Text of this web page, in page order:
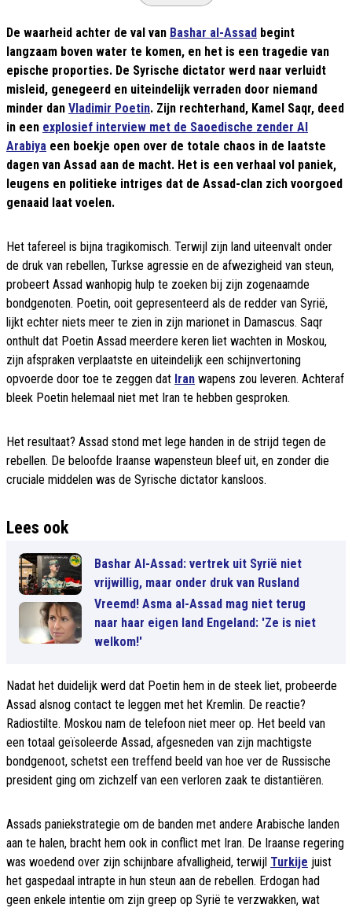
De waarheid achter de val van Bashar al-Assad begint
langzaam boven water te komen, en het is een tragedie van
epische proporties. De Syrische dictator werd naar verluidt
misleid, genegeerd en uiteindelijk verraden door niemand
minder dan Vladimir Poetin. Zijn rechterhand, Kamel Saqr, deed
in een explosief interview met de Saoedische zender Al
Arabiya een boekje open over de totale chaos in de laatste
dagen van Assad aan de macht. Het is een verhaal vol paniek,
leugens en politieke intriges dat de Assad-clan zich voorgoed
genaaid laat voelen.
Het tafereel is bijna tragikomisch. Terwijl zijn land uiteenvalt onder
de druk van rebellen, Turkse agressie en de afwezigheid van steun,
probeert Assad wanhopig hulp te zoeken bij zijn zogenaamde
bondgenoten. Poetin, ooit gepresenteerd als de redder van Syrië,
lijkt echter niets meer te zien in zijn marionet in Damascus. Saqr
onthult dat Poetin Assad meerdere keren liet wachten in Moskou,
zijn afspraken verplaatste en uiteindelijk een schijnvertoning
opvoerde door toe te zeggen dat Iran wapens zou leveren. Achteraf
bleek Poetin helemaal niet met Iran te hebben gesproken.
Het resultaat? Assad stond met lege handen in de strijd tegen de
rebellen. De beloofde Iraanse wapensteun bleef uit, en zonder die
cruciale middelen was de Syrische dictator kansloos.
Lees ook
Bashar Al-Assad: vertrek uit Syrië niet
vrijwillig, maar onder druk van Rusland
Vreemd! Asma al-Assad mag niet terug
naar haar eigen land Engeland: 'Ze is niet
welkom!'
Nadat het duidelijk werd dat Poetin hem in de steek liet, probeerde
Assad alsnog contact te leggen met het Kremlin. De reactie?
Radiostilte. Moskou nam de telefoon niet meer op. Het beeld van
een totaal geïsoleerde Assad, afgesneden van zijn machtigste
bondgenoot, schetst een treffend beeld van hoe ver de Russische
president ging om zichzelf van een verloren zaak te distantiëren.
Assads paniekstrategie om de banden met andere Arabische landen
aan te halen, bracht hem ook in conflict met Iran. De Iraanse regering
was woedend over zijn schijnbare afvalligheid, terwijl Turkije juist
het gaspedaal intrapte in hun steun aan de rebellen. Erdogan had
geen enkele intentie om zijn greep op Syrië te verzwakken, wat